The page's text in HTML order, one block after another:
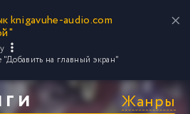
knigavuhe-audio.com
"Добавить на главный экран"
Жанры